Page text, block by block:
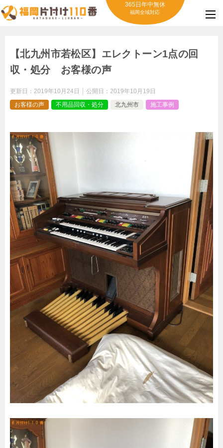
365日年中無休
福岡全域対応
【北九州市若松区】エレクトーン1点の回
収・処分 お客様の声
更新日： 2019年10月24日 公開日： 2019年10月19日
お客様の声
不用品回収・処分 北九州市 施工事例